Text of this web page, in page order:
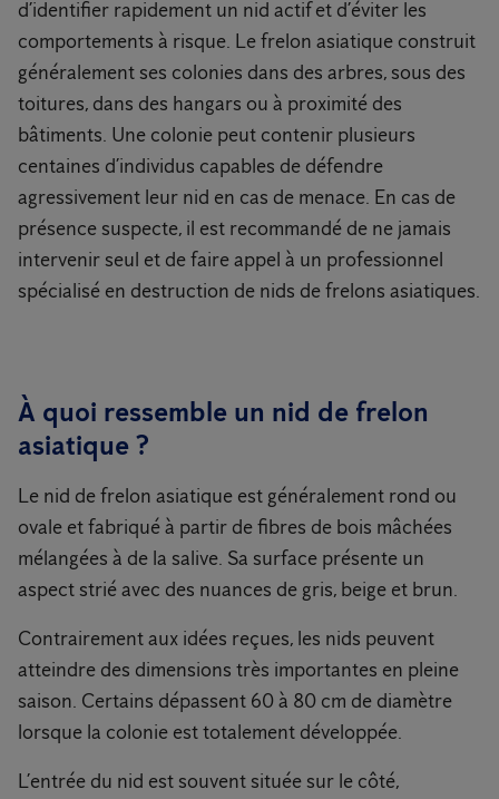
d’identifier rapidement un nid actif et d’éviter les
comportements à risque. Le frelon asiatique construit
généralement ses colonies dans des arbres, sous des
toitures, dans des hangars ou à proximité des
bâtiments. Une colonie peut contenir plusieurs
centaines d’individus capables de défendre
agressivement leur nid en cas de menace. En cas de
présence suspecte, il est recommandé de ne jamais
intervenir seul et de faire appel à un professionnel
spécialisé en destruction de nids de frelons asiatiques.
À quoi ressemble un nid de frelon
asiatique ?
Le nid de frelon asiatique est généralement rond ou
ovale et fabriqué à partir de fibres de bois mâchées
mélangées à de la salive. Sa surface présente un
aspect strié avec des nuances de gris, beige et brun.
Contrairement aux idées reçues, les nids peuvent
atteindre des dimensions très importantes en pleine
saison. Certains dépassent 60 à 80 cm de diamètre
lorsque la colonie est totalement développée.
L’entrée du nid est souvent située sur le côté,